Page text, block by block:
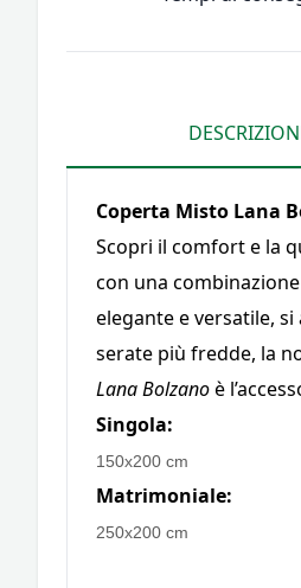
Coperta Misto Lana
Scopri il comfort e la
con una
elegante e versatile,
serate più fredde, la
Lana Bolzanoè
Singola:
150x200 cm
Matrimoniale:
250x200 cm